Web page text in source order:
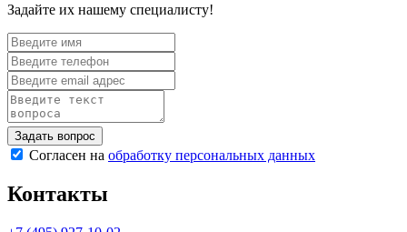
Задайте их нашему специалисту!
Согласен на обработку персональных данных
Контакты